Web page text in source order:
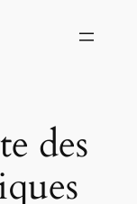
des